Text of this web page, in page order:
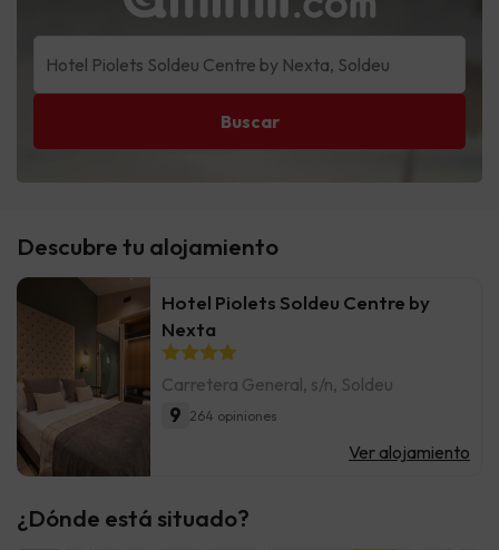
Descubre tu alojamiento
Hotel Piolets Soldeu Centre by
Nexta
Carretera General, s/n, Soldeu
9 264 opiniones
Ver alojamiento
¿Dónde está situado?
Buscar